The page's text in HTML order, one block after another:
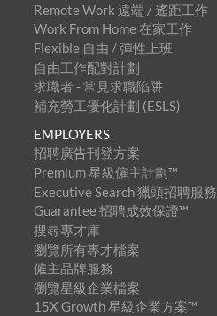
Remote Work 遠端 / 遙距工作
Work From Home 在家工作
Flexible 自由 / 彈性上班
自由工作配對計劃
求職者 - 常見求職陷阱
補充勞工優化計劃 (ESLS)
EMPLOYERS
招聘廣告刊登方案
Premium 星級僱主計劃™
Executive Search 獵頭招聘服務
Guarantee 招聘成效保證™
搜尋專才庫
瀏覽所有專才檔案
僱主品牌服務
瀏覽星級企業檔案
15X Growth 星級企業方案™